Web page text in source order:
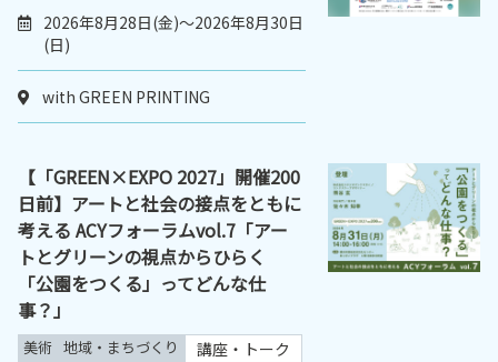
2026年8月28日(金)～2026年8月30日
(日)
with GREEN PRINTING
【「GREEN×EXPO 2027」開催200
日前】アートと社会の接点をともに
考える ACYフォーラムvol.7「アー
トとグリーンの視点からひらく
「公園をつくる」ってどんな仕
事？」
美術 地域・まちづくり 講座・トーク